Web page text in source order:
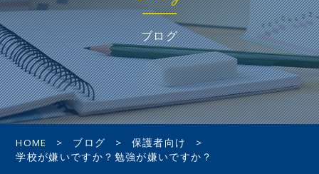
ブログ
HOME ブログ
保護者向け
学校が嫌いですか？勉強が嫌いですか？